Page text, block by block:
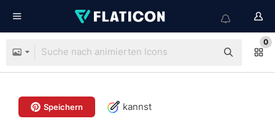
0
Speichern kannst